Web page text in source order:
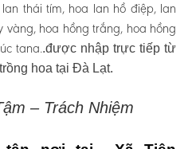
thái tím, hoa lan hồ điệp, lan
vàng, hoa hồng trắng, hoa hồng
tana..được nhập trực tiếp từ
hoa tại Đà Lạt.
– Trách Nhiệm